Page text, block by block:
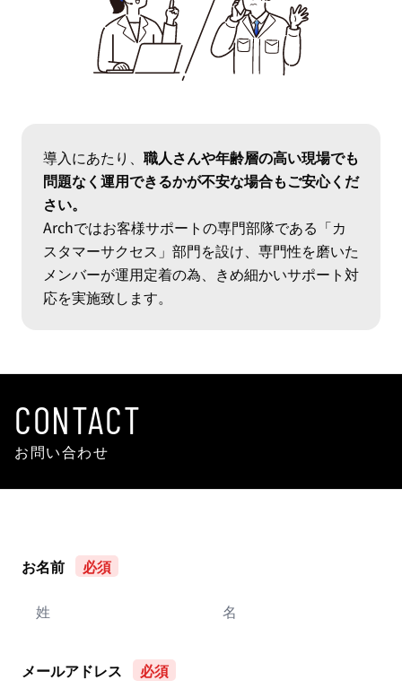
導入にあたり、 職人さんや年齢層の高い現場でも
問題なく運用できるかが不安な場合もご安心くだ
さい。
Archではお客様サポートの専門部隊である「カ
スタマーサクセス」部門を設け、専門性を磨いた
メンバーが運用定着の為、きめ細かいサポート対
応を実施致します。
CONTACT
お問い合わせ
お名前
メールアドレス